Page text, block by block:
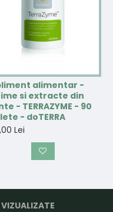
alimentar -
si extracte din
- TERRAZYME - 90
- doTERRA
Lei